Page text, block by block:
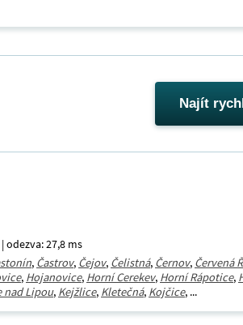
Najít
odezva: 27,8 ms
, Častrov, Čejov, Čelistná, Černov, Červená
, Hojanovice, Horní Cerekev, Horní Rápotice,
nad Lipou, Kejžlice, Kletečná, Kojčice, ...